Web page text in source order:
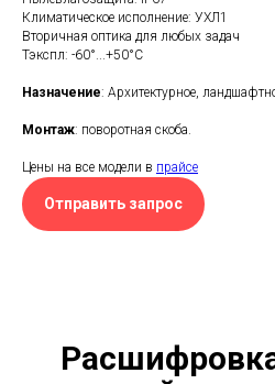
Климатическое исполнение: УХЛ1
Вторичная оптика для любых задач
Тэкспл: -60°...+50°С
Назначение: Архитектурное,
Монтаж: поворотная скоба.
Цены на все модели в прайсе
Отправить запрос